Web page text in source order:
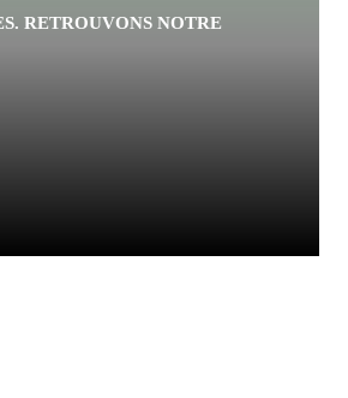
RETROUVONS NOTRE